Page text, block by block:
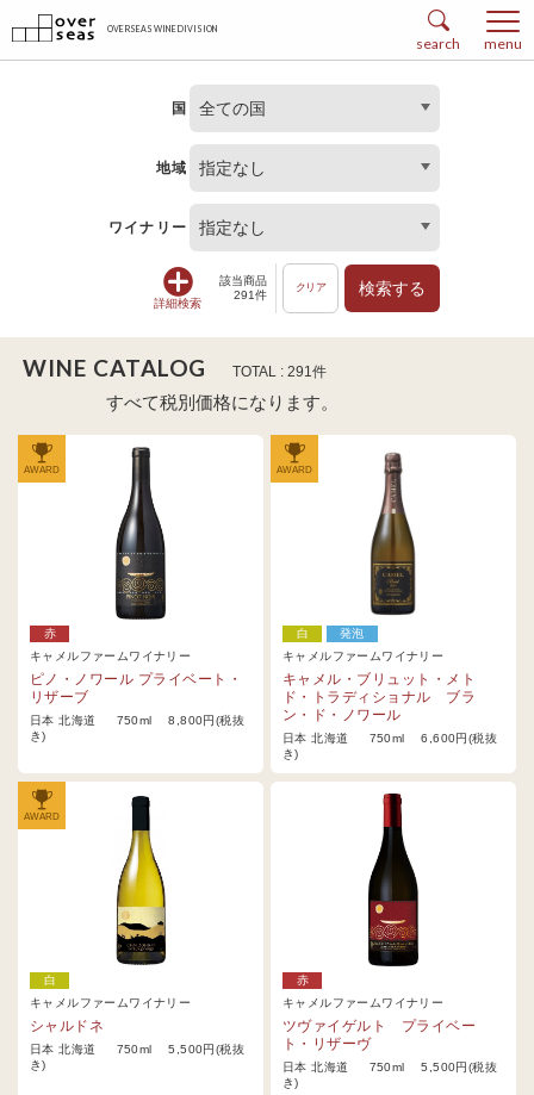
OVERSEAS WINE DIVISION
search menu
国 全ての国
地域 指定なし
ワイナリー 指定なし
詳細検索
該当商品
291件
クリア 検索する
WINE CATALOG TOTAL : 291件
すべて税別価格になります。
AWARD
赤
キャメルファームワイナリー
ピノ・ノワール プライベート・
リザーブ
日本 北海道 750ml 8,800円(税抜
き)
AWARD
白
発泡
キャメルファームワイナリー
キャメル・ブリュット・メト
ド・トラディショナル ブラ
ン・ド・ノワール
日本 北海道 750ml 6,600円(税抜
き)
AWARD
白
キャメルファームワイナリー
シャルドネ
日本 北海道 750ml 5,500円(税抜
き)
赤
キャメルファームワイナリー
ツヴァイゲルト プライベー
ト・リザーヴ
日本 北海道 750ml 5,500円(税抜
き)